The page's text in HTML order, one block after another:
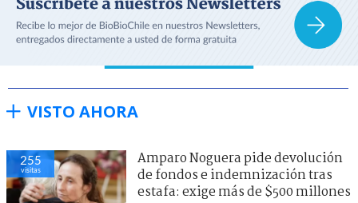
VISTO AHORA
255
visitas
Amparo Noguera pide devolución
de fondos e indemnización tras
estafa: exige más de $500 millones